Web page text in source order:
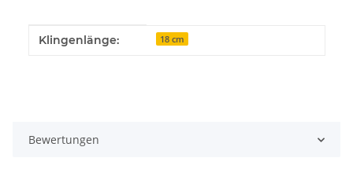
Produkteigenschaft
Wert
Klingenlänge: 18 cm
Bewertungen